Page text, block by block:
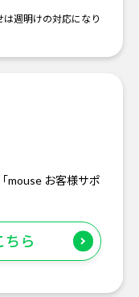
週明けの対応になり
mouse お客様サポ
ちら